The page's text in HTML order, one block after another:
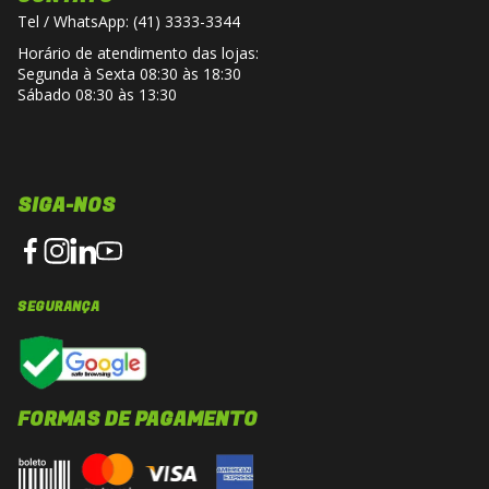
Tel / WhatsApp: (41) 3333-3344
Horário de atendimento das lojas:
Segunda à Sexta 08:30 às 18:30
Sábado 08:30 às 13:30
SIGA-NOS
SEGURANÇA
FORMAS DE PAGAMENTO